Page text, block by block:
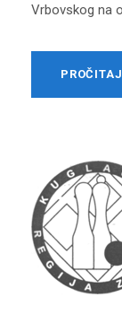
Vrbovskog na